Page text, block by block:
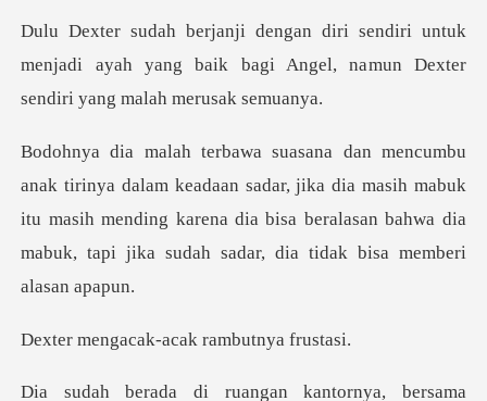
i untuk
menjadi ayah yang baik bagi Angel, na
sadar, jika dia masih mabuk
itu masih mending karena dia bisa beralasan b
ak-acak rambu